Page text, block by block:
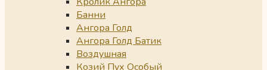
Банни
Ангора Голд
Ангора Голд Батик
Воздушная
Козий Пух Особый